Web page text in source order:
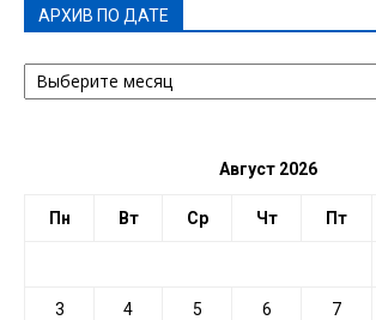
АРХИВ ПО ДАТЕ
АРХИВ
ПО
Август 2026
Пн Вт Ср Чт Пт
3 4 5 6 7